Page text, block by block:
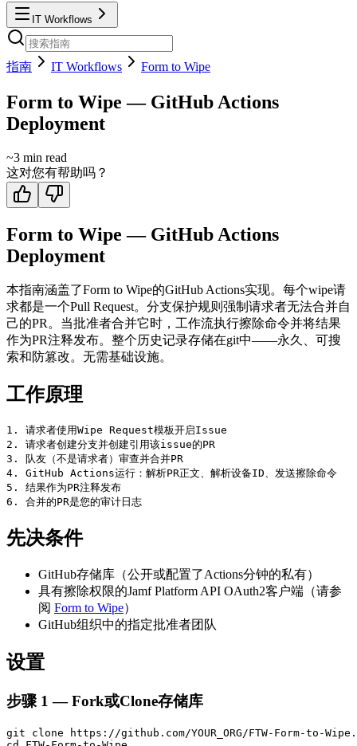
IT Workflows
指南 IT Workflows Form to Wipe
Form to Wipe — GitHub Actions
Deployment
~3 min read
这对您有帮助吗？
Form to Wipe — GitHub Actions
Deployment
本指南涵盖了Form to Wipe的GitHub Actions实现。每个wipe请
求都是一个Pull Request。分支保护规则强制请求者无法合并自
己的PR。当批准者合并它时，工作流执行擦除命令并将结果
作为PR注释发布。整个历史记录存储在git中——永久、可搜
索和防篡改。无需基础设施。
工作原理
1. 请求者使用Wipe Request模板开启Issue
2. 请求者创建分支并创建引用该issue的PR
3. 队友（不是请求者）审查并合并PR
4. GitHub Actions运行：解析PR正文、解析设备ID、发送擦除命令
5. 结果作为PR注释发布
先决条件
GitHub存储库（公开或配置了Actions分钟的私有）
具有擦除权限的Jamf Platform API OAuth2客户端（请参
阅 Form to Wipe）
GitHub组织中的指定批准者团队
设置
步骤 1 — Fork或Clone存储库
git clone https://github.com/YOUR_ORG/FTW-Form-to-